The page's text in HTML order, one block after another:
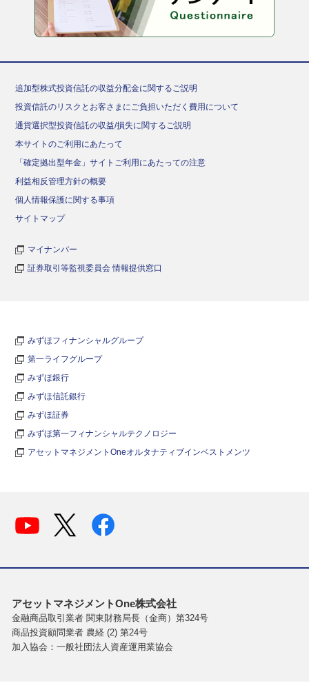
追加型株式投資信託の収益分配金に関するご説明
投資信託のリスクとお客さまにご負担いただく費用について
通貨選択型投資信託の収益/損失に関するご説明
本サイトのご利用にあたって
「確定拠出型年金」サイトご利用にあたっての注意
利益相反管理方針の概要
個人情報保護に関する事項
サイトマップ
マイナンバー
証券取引等監視委員会 情報提供窓口
みずほフィナンシャルグループ
第一ライフグループ
みずほ銀行
みずほ信託銀行
みずほ証券
みずほ第一フィナンシャルテクノロジー
アセットマネジメントOneオルタナティブインベストメンツ
アセットマネジメントOne株式会社
金融商品取引業者 関東財務局長（金商）第324号
商品投資顧問業者 農経 (2) 第24号
加入協会：一般社団法人資産運用業協会